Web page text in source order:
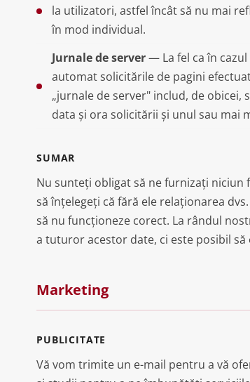
la utilizatori, astfel încât să nu mai
în mod individual.
Jurnale de server— La fel ca în
automat solicitările de pagini
„jurnale de server" includ, de obicei,
data și ora solicitării și unul sau mai
SUMAR
Nu sunteți obligat să ne furnizați
să înțelegeți că fără ele relaționarea
să nu funcționeze corect. La rândul
a tuturor acestor date, ci este posibil
Marketing
PUBLICITATE
Vă vom trimite un e-mail pentru a vă